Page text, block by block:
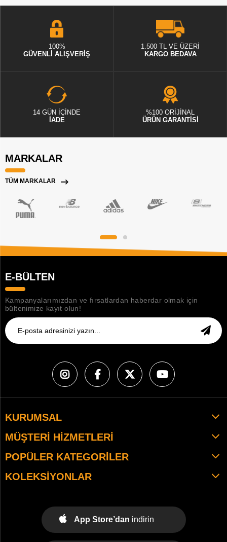
100%
GÜVENLİ ALIŞVERİŞ
1.500 TL VE ÜZERİ
KARGO BEDAVA
14 GÜN İÇİNDE
İADE
%100 ORİJİNAL
ÜRÜN GARANTİSİ
MARKALAR
TÜM MARKALAR
E-BÜLTEN
Kampanyalarımızdan ve fırsatlardan haberdar olmak için
bültenimize kayıt olun!
KURUMSAL
MÜŞTERI HIZMETLERI
POPÜLER KATEGORILER
KOLEKSIYONLAR
App Store’dan indirin